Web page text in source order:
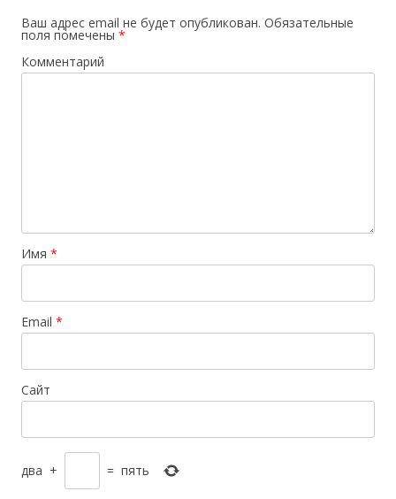
Ваш адрес email не будет опубликован. Обязательные
поля помечены *
Комментарий
Имя *
Email *
Сайт
два + = пять